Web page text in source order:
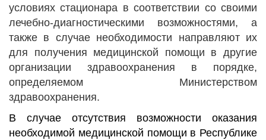
условиях стационара в соответствии со своими
лечебно-диагностическими возможностями, а
также в случае необходимости направляют их
для получения медицинской помощи в другие
организации здравоохранения в порядке,
определяемом Министерством
здравоохранения.
В случае отсутствия возможности оказания
необходимой медицинской помощи в Республике